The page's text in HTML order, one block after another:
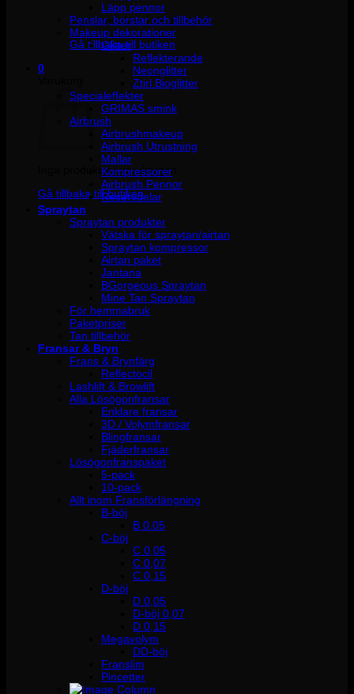
Inga produkter i varukorgen.
Gå tillbaka till butiken
0
Inga produkter i varukorgen.
Gå tillbaka till butiken
Läpp pennor
Penslar, borstar och tillbehör
Makeup dekorationer
Glitter
Reflekterande
Neonglitter
Ztirl Bioglitter
Specialeffekter
GRIMAS smink
Airbrush
Airbrushmakeup
Airbrush Utrustning
Mallar
Kompressorer
Airbrush Pennor
Reservdelar
Spraytan
Spraytan produkter
Vätska för spraytan/airtan
Spraytan kompressor
Airtan paket
Jantana
BGorgeous Spraytan
Mine Tan Spraytan
För hemmabruk
Paketpriser
Tan tillbehör
Fransar & Bryn
Frans & Brynfärg
Reflectocil
Lashlift & Browlift
Alla Lösögonfransar
Enklare fransar
3D / Volymfransar
Blingfransar
Fjäderfransar
Lösögonfranspaket
5-pack
10-pack
Allt inom Fransförlängning
B-böj
B 0.05
C-böj
C 0,05
C 0,07
C 0,15
D-böj
D 0,05
D-böj 0,07
D 0,15
Megavolym
DD-böj
Franslim
Pincetter